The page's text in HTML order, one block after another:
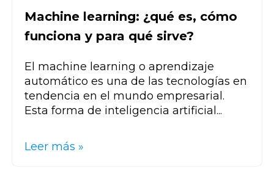
Machine learning: ¿qué es, cómo
funciona y para qué sirve?
El machine learning o aprendizaje
automático es una de las tecnologías en
tendencia en el mundo empresarial.
Esta forma de inteligencia artificial...
Leer más »